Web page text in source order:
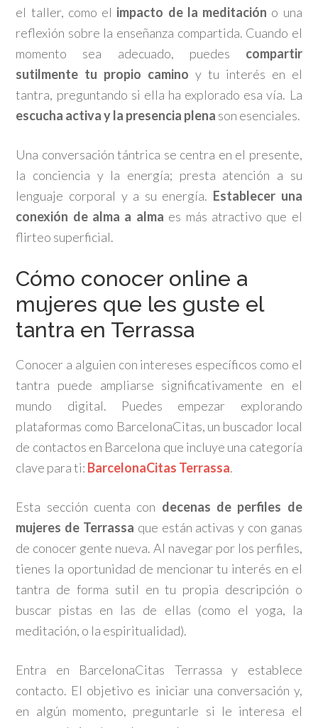
el taller, como el impacto de la meditación o una
reflexión sobre la enseñanza compartida. Cuando el
momento sea adecuado, puedes compartir
sutilmente tu propio camino y tu interés en el
tantra, preguntando si ella ha explorado esa vía. La
escucha activa y la presencia plena son esenciales.
Una conversación tántrica se centra en el presente,
la conciencia y la energía; presta atención a su
lenguaje corporal y a su energía. Establecer una
conexión de alma a alma es más atractivo que el
flirteo superficial.
Cómo conocer online a
mujeres que les guste el
tantra en Terrassa
Conocer a alguien con intereses específicos como el
tantra puede ampliarse significativamente en el
mundo digital. Puedes empezar explorando
plataformas como BarcelonaCitas, un buscador local
de contactos en Barcelona que incluye una categoría
clave para ti: BarcelonaCitas Terrassa.
Esta sección cuenta con decenas de perfiles de
mujeres de Terrassa que están activas y con ganas
de conocer gente nueva. Al navegar por los perfiles,
tienes la oportunidad de mencionar tu interés en el
tantra de forma sutil en tu propia descripción o
buscar pistas en las de ellas (como el yoga, la
meditación, o la espiritualidad).
Entra en BarcelonaCitas Terrassa y establece
contacto. El objetivo es iniciar una conversación y,
en algún momento, preguntarle si le interesa el